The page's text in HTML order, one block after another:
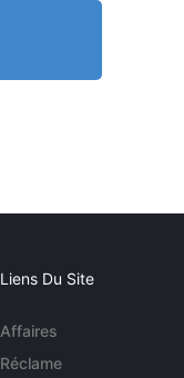
Liens Du Site
Affaires
Réclame